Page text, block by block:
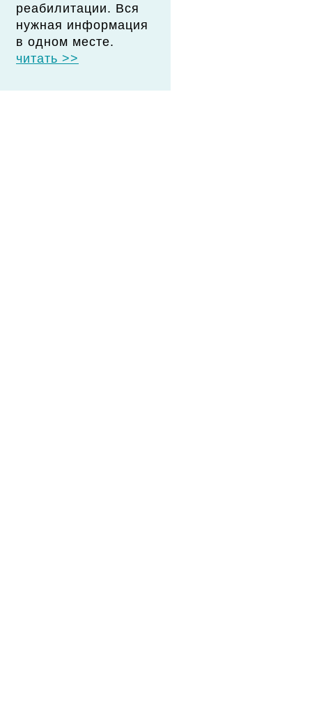
реабилитации. Вся
нужная информация
в одном месте.
читать >>